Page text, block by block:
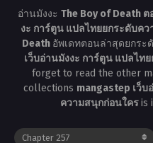
อ่านมังงะ The Boy of Death ต
งะ การ์ตูน แปลไทยยกระดับค
Death อัพเดทตอนล่าสุดยกระ
เว็บอ่านมังงะ การ์ตูน แปลไท
forget to read the other
collections mangastep เว็บ
ความสนุกก่อนใครis